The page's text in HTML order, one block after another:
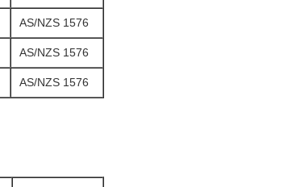
AS/NZS 1576
AS/NZS 1576
AS/NZS 1576